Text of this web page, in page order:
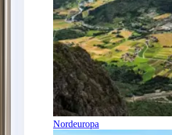
Nordeuropa